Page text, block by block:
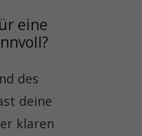
eine
des
deine
klaren